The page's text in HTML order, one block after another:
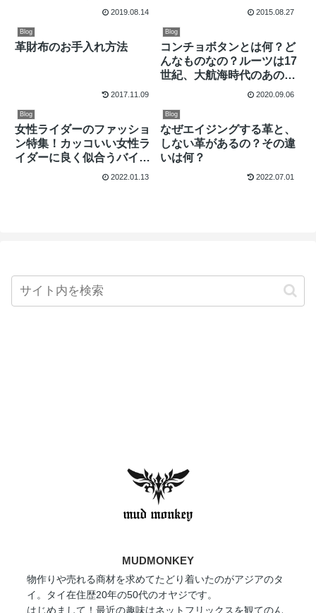
2019.08.14 2015.08.27
Blog
革財布のお手入れ方法
2017.11.09
Blog
コンチョボタンとは何？ど
んなものなの？ルーツは17
世紀、大航海時代のあの大
2020.09.06
Blog
女性ライダーのファッショ
ン特集！カッコいい女性ラ
イダーに良く似合うバイカ
ーズウォレット！ 2022.01.13
Blog
なぜエイジングする革と、
しない革があるの？その違
いは何？
2022.07.01
MUDMONKEY
物作りや売れる商材を求めてたどり着いたのがアジアのタ
イ。タイ在住歴20年の50代のオヤジです。
はじめまして！最近の趣味はネットフリックスを観てのん